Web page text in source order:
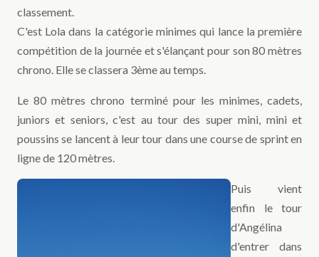
classement.
C'est Lola dans la catégorie minimes qui lance la première
compétition de la journée et s'élançant pour son 80 mètres
chrono. Elle se classera 3ème au temps.
Le 80 mètres chrono terminé pour les minimes, cadets,
juniors et seniors, c'est au tour des super mini, mini et
poussins se lancent à leur tour dans une course de sprint en
ligne de 120 mètres.
Puis vient
enfin le tour
d'Angélina
d'entrer dans